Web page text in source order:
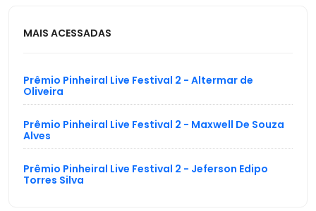
MAIS ACESSADAS
Prêmio Pinheiral Live Festival 2 - Altermar de
Oliveira
Prêmio Pinheiral Live Festival 2 - Maxwell De Souza
Alves
Prêmio Pinheiral Live Festival 2 - Jeferson Edipo
Torres Silva